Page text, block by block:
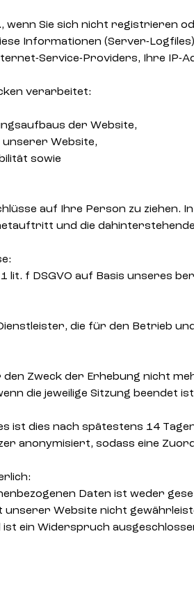
wenn Sie sich nicht
Informationen (Server-
Service-Providers, Ihre IP-
verarbeitet:
der Website,
Website,
sowie
auf Ihre Person zu
und die
lit. f DSGVO auf Basis unseres
die für den Betrieb
Zweck der Erhebung nicht
die jeweilige Sitzung beendet
ist dies nach spätestens 14
anonymisiert, sodass eine
Daten ist weder
Website nicht
ein Widerspruch